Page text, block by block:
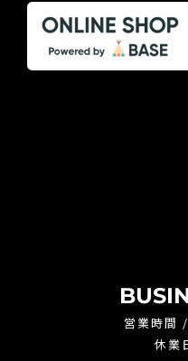
営業時間
休業